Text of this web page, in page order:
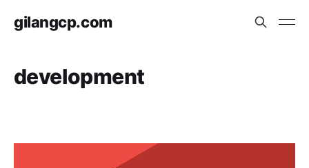
gilangcp.com
development